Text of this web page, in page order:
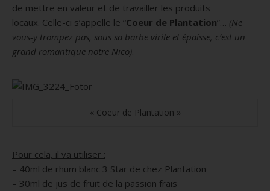
de mettre en valeur et de travailler les produits
locaux. Celle-ci s’appelle le “Coeur de Plantation”… (Ne
vous-y trompez pas, sous sa barbe virile et épaisse, c’est un
grand romantique notre Nico).
« Coeur de Plantation »
Pour cela, il va utiliser :
– 40ml de rhum blanc 3 Star de chez Plantation
– 30ml de jus de fruit de la passion frais